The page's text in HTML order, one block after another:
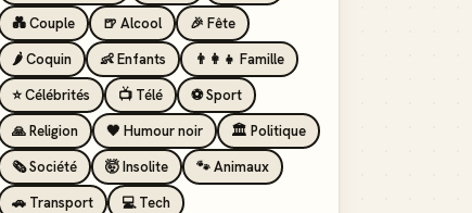
💑 Couple
🍺 Alcool
🎉 Fête
🌶️ Coquin
👶 Enfants
👨‍👩‍👧 Famille
⭐ Célébrités
📺 Télé
⚽ Sport
🙏 Religion
🖤 Humour noir
🏛️ Politique
🗞️ Société
🤯 Insolite
🐾 Animaux
🚗 Transport
💻 Tech